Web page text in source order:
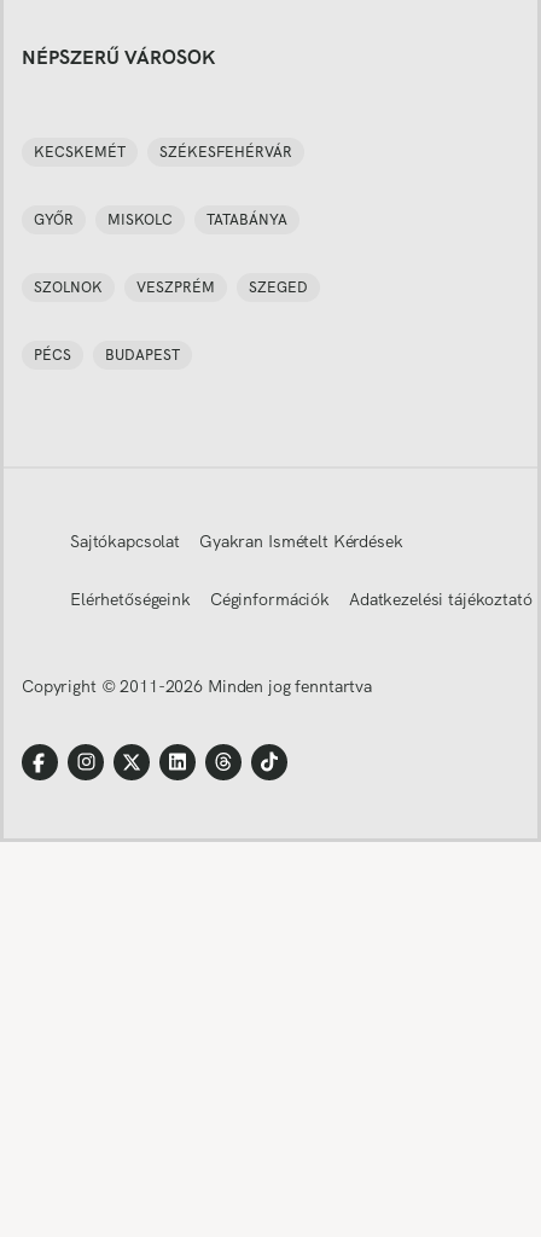
NÉPSZERŰ VÁROSOK
KECSKEMÉT SZÉKESFEHÉRVÁR
GYŐR MISKOLC TATABÁNYA
SZOLNOK VESZPRÉM SZEGED
PÉCS BUDAPEST
Sajtókapcsolat Gyakran Ismételt Kérdések
Elérhetőségeink Céginformációk Adatkezelési tájékoztató
Copyright © 2011-2026 Minden jog fenntartva